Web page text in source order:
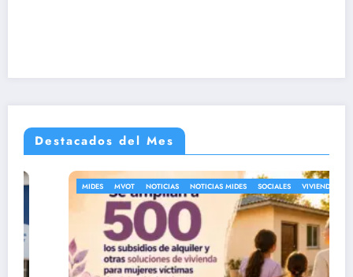
Destacados del Mes
MVOT NOTICIAS NOTICIAS MIDES SOCIALES VIVIENDA